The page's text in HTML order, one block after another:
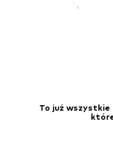
To już